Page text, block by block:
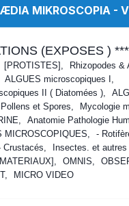
MIKROSCOPIA -
(EXPOSES ) ***
[PROTISTES] Rhizopodes &
ALGUES microscopiques I
II ( Diatomées )
Pollens et Spores Mycologie
Anatomie Pathologie
MICROSCOPIQUES
-
Crustacés
Insectes. et
OMNIS
MICRO VIDEO